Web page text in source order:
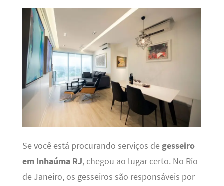
Se você está procurando serviços de gesseiro
em Inhaúma RJ, chegou ao lugar certo. No Rio
de Janeiro, os gesseiros são responsáveis por